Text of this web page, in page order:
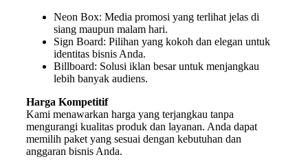
Neon Box: Media promosi yang terlihat jelas di
siang maupun malam hari.
Sign Board: Pilihan yang kokoh dan elegan untuk
identitas bisnis Anda.
Billboard: Solusi iklan besar untuk menjangkau
lebih banyak audiens.
Harga Kompetitif
Kami menawarkan harga yang terjangkau tanpa
mengurangi kualitas produk dan layanan. Anda dapat
memilih paket yang sesuai dengan kebutuhan dan
anggaran bisnis Anda.